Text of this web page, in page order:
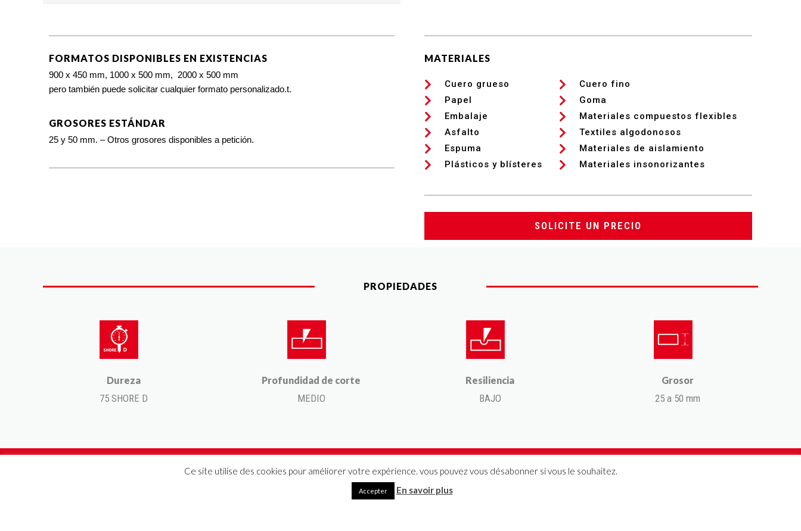
FORMATOS DISPONIBLES EN EXISTENCIAS
900 x 450 mm, 1000 x 500 mm, 2000 x 500 mm
pero también puede solicitar cualquier formato personalizado.t.
GROSORES ESTÁNDAR
25 y 50 mm. – Otros grosores disponibles a petición.
MATERIALES
Cuero grueso
Papel
Embalaje
Asfalto
Espuma
Plásticos y blísteres
Cuero fino
Goma
Materiales compuestos flexibles
Textiles algodonosos
Materiales de aislamiento
Materiales insonorizantes
SOLICITE UN PRECIO
PROPIEDADES
Dureza
75 SHORE D
Profundidad de corte
MEDIO
Resiliencia
BAJO
Grosor
25 a 50 mm
TODAS LAS BASES DE CORTE
Ce site utilise des cookies pour améliorer votre expérience. vous pouvez vous désabonner si vous le souhaitez.
Accepter En savoir plus